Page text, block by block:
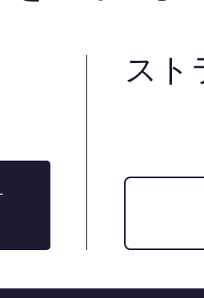
スト